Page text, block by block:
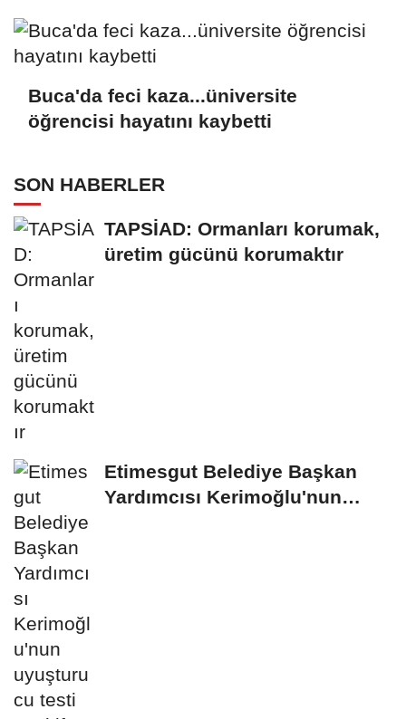
Buca'da feci kaza...üniversite
öğrencisi hayatını kaybetti
SON HABERLER
TAPSİAD: Ormanları korumak,
üretim gücünü korumaktır
Etimesgut Belediye Başkan
Yardımcısı Kerimoğlu'nun